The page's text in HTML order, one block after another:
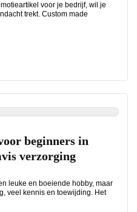
voor je bedrijf, wil je
trekt. Custom made
beginners in
verzorging
leuke en boeiende hobby, maar
veel kennis en toewijding. Het